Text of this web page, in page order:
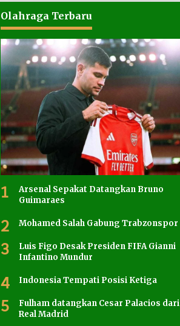
Olahraga Terbaru
1
Arsenal Sepakat Datangkan Bruno
Guimaraes
2 Mohamed Salah Gabung Trabzonspor
3
Luis Figo Desak Presiden FIFA Gianni
Infantino Mundur
4 Indonesia Tempati Posisi Ketiga
5
Fulham datangkan Cesar Palacios dari
Real Madrid